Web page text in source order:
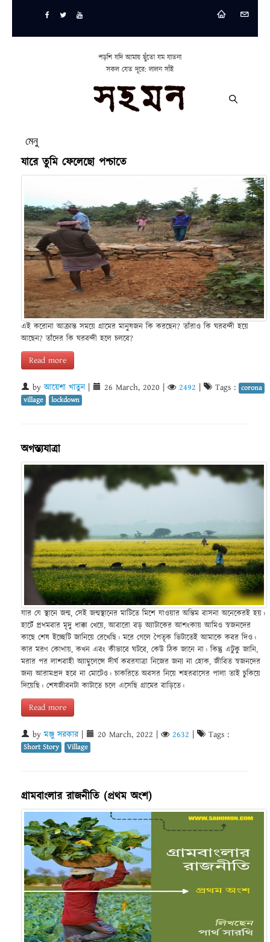
পড়শি যদি আমায় ছুঁতো যম যাতনা
সকল যেত দূরে: লালন সাঁই
মেনু
যারে তুমি ফেলেছো পশ্চাতে
এই করোনা আক্রান্ত সময়ে গ্রামের মানুষজন কি করছেন? তাঁরাও কি ঘরবন্দী হয়ে
আছেন? তাঁদের কি ঘরবন্দী হলে চলবে?
Read more
byআয়েশা খাতুন| 26 March, 2020 2492 Tags : corona
village
lockdown
অগস্ত্যযাত্রা
যার যে স্থানে জন্ম, সেই জন্মস্থানের মাটিতে মিশে যাওয়ার অন্তিম বাসনা অনেকেরই হয়।
হার্টে প্রথমবার মৃদু ধাক্কা খেয়ে, আবারো বড় অ্যাটাকের আশংকায় আমিও স্বজনদের
কাছে শেষ ইচ্ছেটি জানিয়ে রেখেছি। মরে গেলে পৈতৃক ভিটাতেই আমাকে কবর দিও।
কার মরণ কোথায়, কখন এবং কীভাবে ঘটবে, কেউ ঠিক জানে না। কিন্তু এটুকু জানি,
মরার পর লাশবাহী অ্যাম্বুলেন্সে দীর্ঘ কবরযাত্রা নিজের জন্য না হোক, জীবিত স্বজনদের
জন্য আরামপ্রদ হবে না মোটেও। চাকরিতে অবসর নিয়ে শহরবাসের পালা তাই চুকিয়ে
দিয়েছি। শেষজীবনটা কাটাতে চলে এসেছি গ্রামের বাড়িতে।
Read more
byমঞ্জু সরকার| 20 March, 2022 2632 Tags :
Short Story Village
গ্রামবাংলার রাজনীতি (প্রথম অংশ)